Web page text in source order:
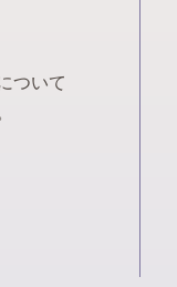
ついて